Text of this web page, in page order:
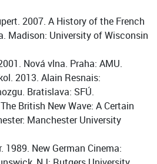
2007. A History of the French
Madison: University of Wisconsin
Nová vlna. Praha: AMU.
2013. Alain Resnais:
Bratislava: SFÚ.
British New Wave: A Certain
Manchester University
1989. New German Cinema: